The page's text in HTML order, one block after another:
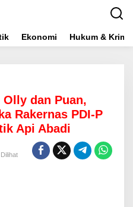
Ekonomi Hukum &
dan Puan,
Rakernas PDI-P
Api Abadi